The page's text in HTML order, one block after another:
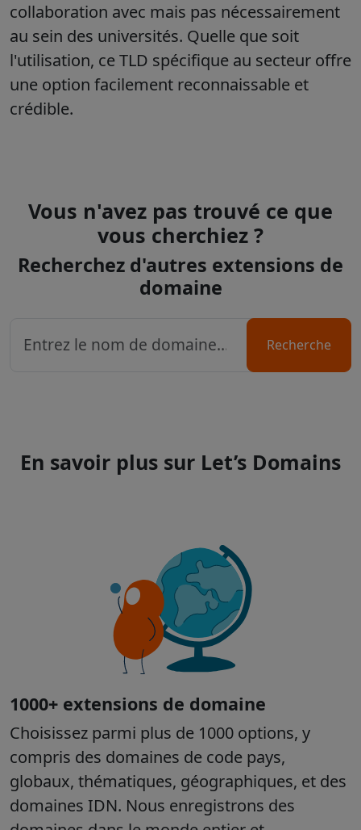
collaboration avec mais pas nécessairement
au sein des universités. Quelle que soit
l'utilisation, ce TLD spécifique au secteur offre
une option facilement reconnaissable et
crédible.
Vous n'avez pas trouvé ce que
vous cherchiez ?
Recherchez d'autres extensions de
domaine
Recherche